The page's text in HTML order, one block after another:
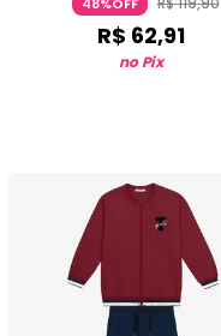
R$ 62,91
no Pix